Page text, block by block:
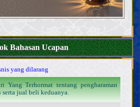
Bahasan Ucapan
dan kesaksian
mengakses hartanya)
yang dilarang
Yang Terhormat tentang pengharaman
serta jual beli keduanya.